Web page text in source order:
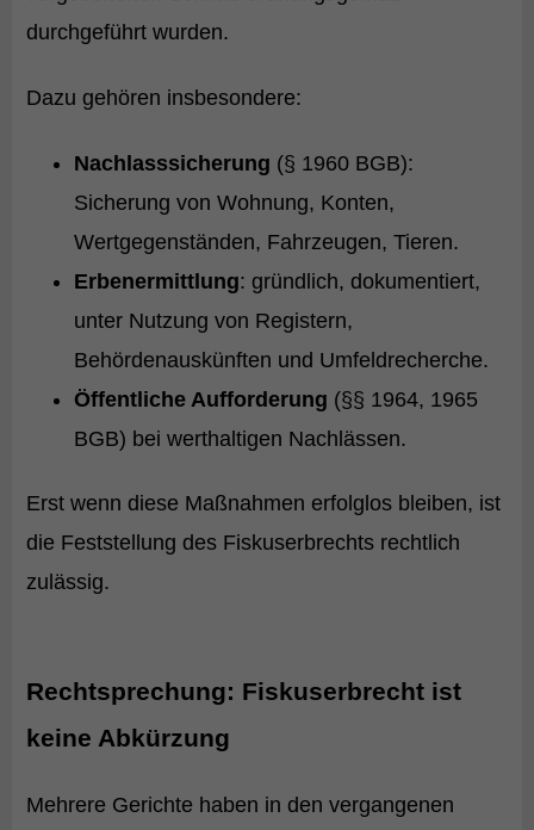
durchgeführt wurden.
Dazu gehören insbesondere:
Nachlasssicherung (§ 1960 BGB):
Sicherung von Wohnung, Konten,
Wertgegenständen, Fahrzeugen, Tieren.
Erbenermittlung: gründlich, dokumentiert,
unter Nutzung von Registern,
Behördenauskünften und Umfeldrecherche.
Öffentliche Aufforderung (§§ 1964, 1965
BGB) bei werthaltigen Nachlässen.
Erst wenn diese Maßnahmen erfolglos bleiben, ist
die Feststellung des Fiskuserbrechts rechtlich
zulässig.
Rechtsprechung: Fiskuserbrecht ist
keine Abkürzung
Mehrere Gerichte haben in den vergangenen